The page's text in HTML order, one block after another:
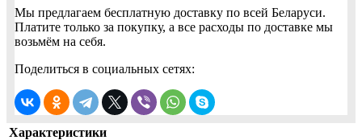
Мы предлагаем бесплатную доставку по всей Беларуси.
Платите только за покупку, а все расходы по доставке мы
возьмём на себя.
Поделиться в социальных сетях:
Характеристики